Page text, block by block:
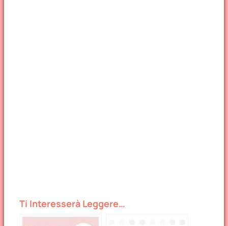
Ti Interesserà Leggere…